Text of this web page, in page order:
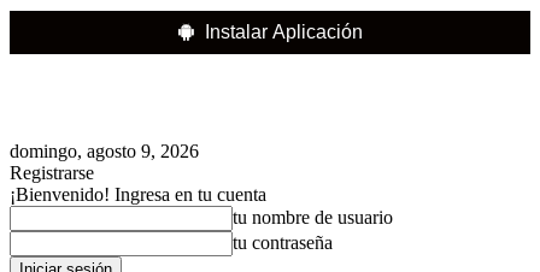
Instalar Aplicación
domingo, agosto 9, 2026
Registrarse
¡Bienvenido! Ingresa en tu cuenta
tu nombre de usuario
tu contraseña